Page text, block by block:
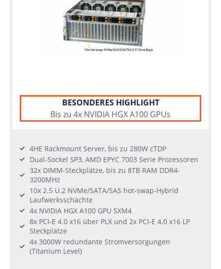
BESONDERES HIGHLIGHT
Bis zu 4x NVIDIA HGX A100 GPUs
4HE Rackmount Server, bis zu 280W cTDP
Dual-Sockel SP3, AMD EPYC 7003 Serie Prozessoren
32x DIMM-Steckplätze, bis zu 8TB RAM DDR4-
3200MHz
10x 2.5 U.2 NVMe/SATA/SAS hot-swap-Hybrid
Laufwerksschächte
4x NVIDIA HGX A100 GPU SXM4
8x PCI-E 4.0 x16 über PLX und 2x PCI-E 4.0 x16 LP
Steckplätze
4x 3000W redundante Stromversorgungen
(Titanium Level)